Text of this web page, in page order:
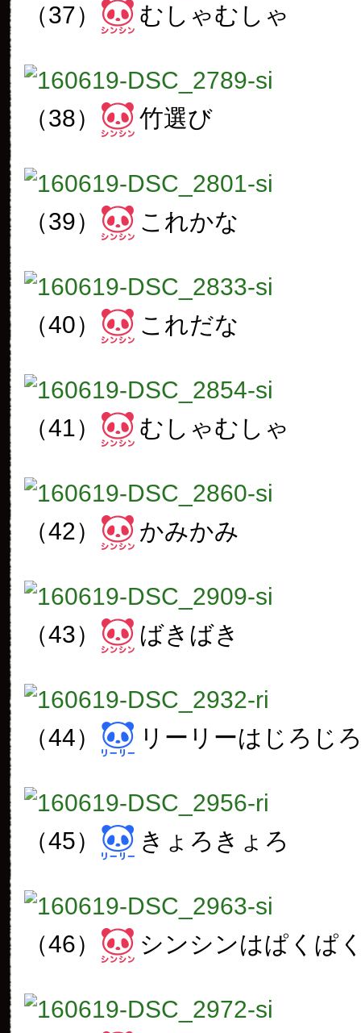
（37） むしゃむしゃ
（38） 竹選び
（39） これかな
（40） これだな
（41） むしゃむしゃ
（42） かみかみ
（43） ばきばき
（44） リーリーはじろじ
（45） きょろきょろ
（46） シンシンはぱくぱ